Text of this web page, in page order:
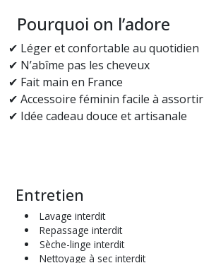
Pourquoi on l’adore
✔ Léger et confortable au quotidien
✔ N’abîme pas les cheveux
✔ Fait main en France
✔ Accessoire féminin facile à assortir
✔ Idée cadeau douce et artisanale
Entretien
Lavage interdit
Repassage interdit
Sèche-linge interdit
Nettoyage à sec interdit